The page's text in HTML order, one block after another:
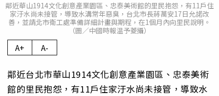
鄰近華山1914文化創意產業園區、忠泰美術館的里民抱怨，有11戶住
家汙水尚未接管，導致水溝常年惡臭，台北市長蔣萬安17日允諾改
善，並請北市衛工處準備詳細計畫與期程，在1個月內向里民說明。
（圖／中國時報温予菱攝）
A+ A-
鄰近台北市華山1914文化創意產業園區、忠泰美術
館的里民抱怨，有11戶住家汙水尚未接管，導致水